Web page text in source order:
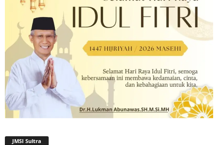
JMSI Sultra